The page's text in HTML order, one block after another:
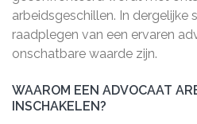
arbeidsgeschillen. In dergelijke
raadplegen van een ervaren
onschatbare waarde zijn.
WAAROM EEN ADVOCAAT
INSCHAKELEN?